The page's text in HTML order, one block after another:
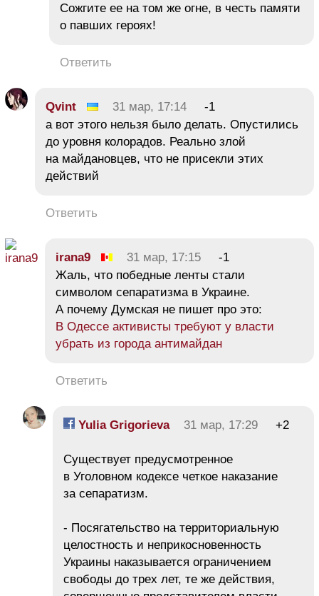
Сожгите ее на том же огне, в честь памяти
о павших героях!
Ответить
Qvint 31 мар, 17:14
-1
а вот этого нельзя было делать. Опустились
до уровня колорадов. Реально злой
на майдановцев, что не присекли этих
действий
Ответить
irana9 31 мар, 17:15
-1
Жаль, что победные ленты стали
символом сепаратизма в Украине.
А почему Думская не пишет про это:
В Одессе активисты требуют у власти
убрать из города антимайдан
Ответить
Yulia Grigorieva 31 мар, 17:29 +2
Существует предусмотренное
в Уголовном кодексе четкое наказание
за сепаратизм.
- Посягательство на территориальную
целостность и неприкосновенность
Украины наказывается ограничением
свободы до трех лет, те же действия,